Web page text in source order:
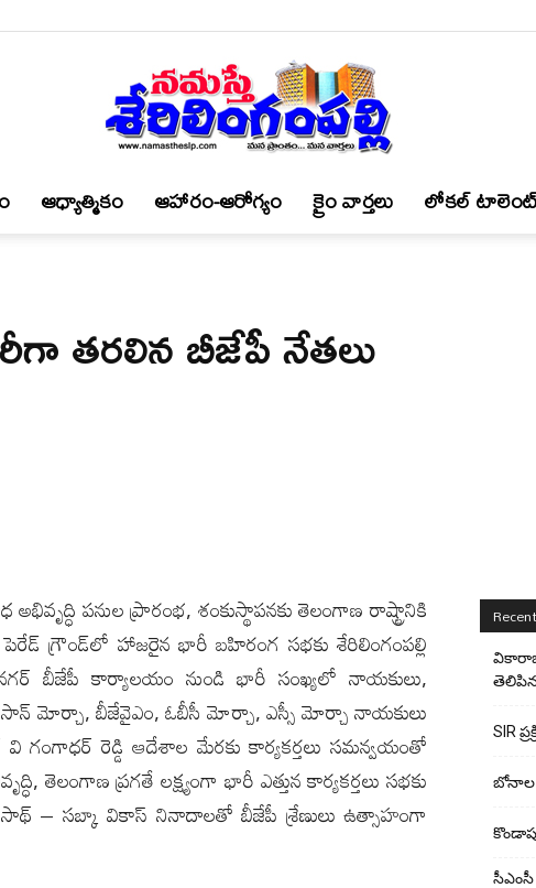
శేరిలింగంపల్లి
ఆధ్యాత్మికం ఆహారం-ఆరోగ్యం క్రైం వార్త‌లు లోకల్
తరలిన బీజేపీ నేతలు
పనుల ప్రారంభ, శంకుస్థాపనకు తెలంగాణ రాష్ట్రానికి
గ్రౌండ్‌లో హాజ‌రైన‌ భారీ బహిరంగ సభకు శేరిలింగంపల్లి
బీజేపీ కార్యాలయం నుండి భారీ సంఖ్య‌లో నాయకులు,
మోర్చా, బీజేవైఎం, ఓబీసీ మోర్చా, ఎస్సీ మోర్చా నాయకులు
గంగాధర్ రెడ్డి ఆదేశాల మేరకు కార్యకర్తలు సమన్వయంతో
ప్రగతే లక్ష్యంగా భారీ ఎత్తున కార్యకర్తలు సభకు
సాథ్ – సబ్కా వికాస్ నినాదాలతో బీజేపీ శ్రేణులు ఉత్సాహంగా
SIR
బోనాల
సీఎంసీ